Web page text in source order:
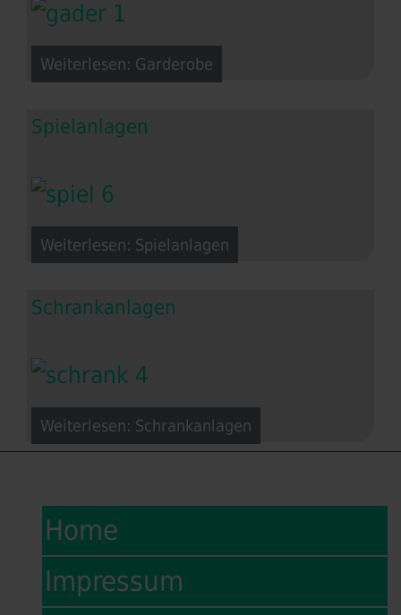
Weiterlesen: Garderobe
Spielanlagen
Weiterlesen: Spielanlagen
Schrankanlagen
Weiterlesen: Schrankanlagen
Home
Impressum